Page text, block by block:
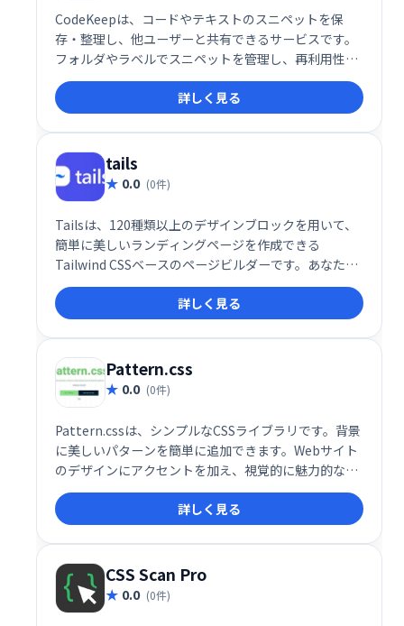
CodeKeepは、コードやテキストのスニペットを保
存・整理し、他ユーザーと共有できるサービスです。
フォルダやラベルでスニペットを管理し、再利用性を
高めます。コードのスクリーンショットを保存して
CodeKeepとリンクすることも可能です。効率的なコ
ード管理を実現します。
詳しく見る
tails
0.0 (0件)
Tailsは、120種類以上のデザインブロックを用いて、
簡単に美しいランディングページを作成できる
Tailwind CSSベースのページビルダーです。あなたの
次のプロジェクトに最適なウェブサイトを、直感的な
操作で素早く構築できます。素晴らしいアイデアを実
現するための究極のツールです。
詳しく見る
Pattern.css
0.0 (0件)
Pattern.cssは、シンプルなCSSライブラリです。背景
に美しいパターンを簡単に追加できます。Webサイト
のデザインにアクセントを加え、視覚的に魅力的な空
間を演出したい方におすすめです。軽量で使いやすい
ので、手軽に導入できます。
詳しく見る
CSS Scan Pro
0.0 (0件)